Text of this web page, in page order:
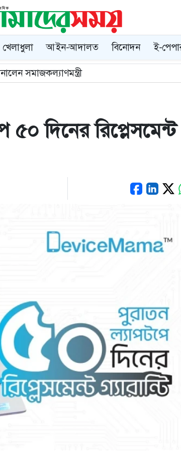
খেলাধুলা আইন-আদালত বিনোদন ই-
দিনের রিপ্লেসমেন্ট